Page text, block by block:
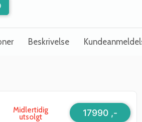
Beskrivelse
Midlertidig
utsolgt 17990 ,-